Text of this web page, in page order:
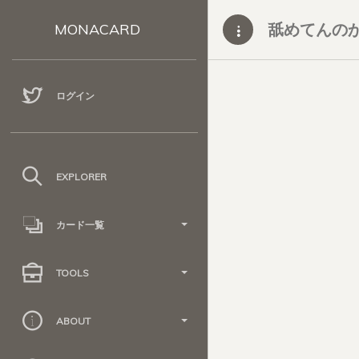
MONACARD
ログイン
EXPLORER
カード一覧
TOOLS
ABOUT
舐めてんの